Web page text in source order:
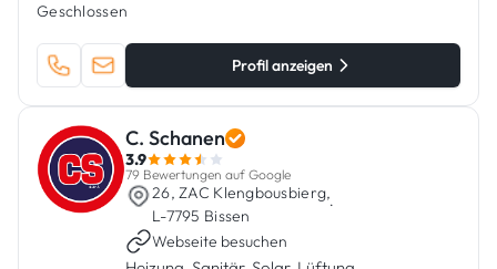
Geschlossen
Profil anzeigen
C. Schanen
3.9
79 Bewertungen auf Google
26, ZAC Klengbousbierg,
L-7795 Bissen
·
Webseite besuchen